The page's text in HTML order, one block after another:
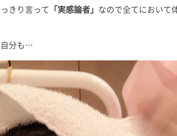
きり言って 「実感論者」 なので全てにおいて
自分も…